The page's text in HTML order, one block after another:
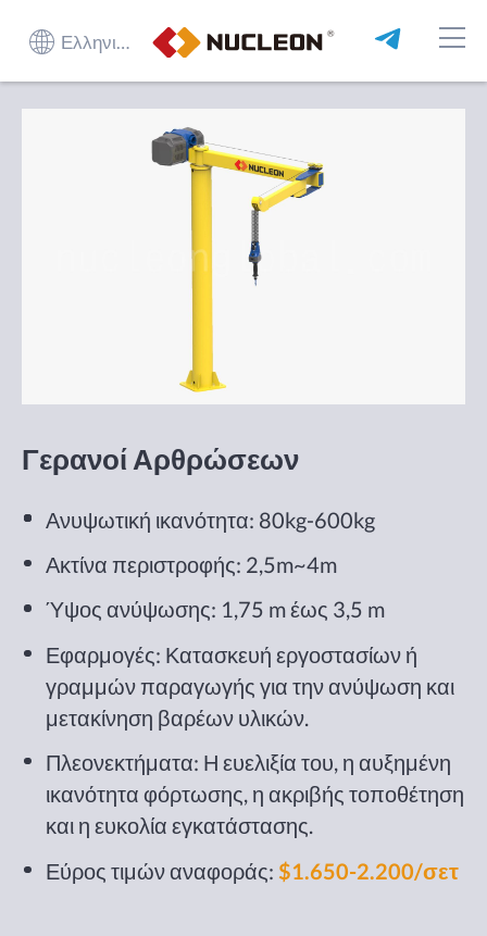
Ελληνικά
Γερανοί Αρθρώσεων
Ανυψωτική ικανότητα: 80kg-600kg
Ακτίνα περιστροφής: 2,5m~4m
Ύψος ανύψωσης: 1,75 m έως 3,5 m
Εφαρμογές: Κατασκευή εργοστασίων ή
γραμμών παραγωγής για την ανύψωση και
μετακίνηση βαρέων υλικών.
Πλεονεκτήματα: Η ευελιξία του, η αυξημένη
ικανότητα φόρτωσης, η ακριβής τοποθέτηση
και η ευκολία εγκατάστασης.
Εύρος τιμών αναφοράς: $1.650-2.200/σετ